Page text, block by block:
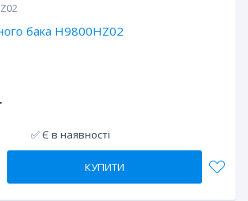
бака H9800HZ02
✅ Є в наявності
КУПИТИ